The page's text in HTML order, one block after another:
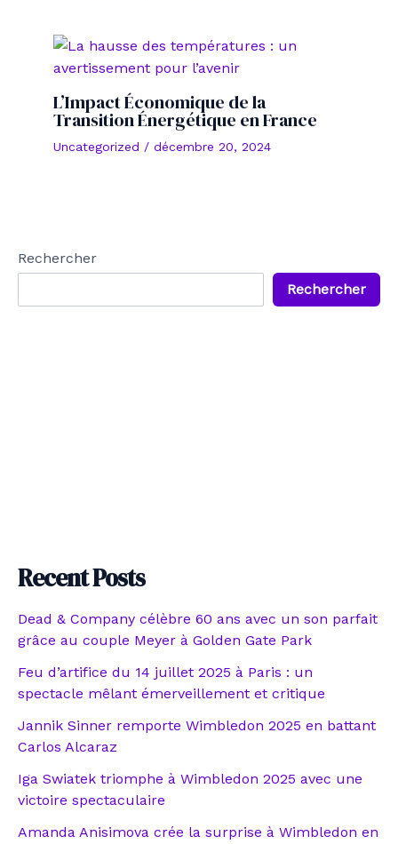
L’Impact Économique de la
Transition Énergétique en France
Uncategorized / décembre 20, 2024
Rechercher
Rechercher
Recent Posts
Dead & Company célèbre 60 ans avec un son parfait
grâce au couple Meyer à Golden Gate Park
Feu d’artifice du 14 juillet 2025 à Paris : un
spectacle mêlant émerveillement et critique
Jannik Sinner remporte Wimbledon 2025 en battant
Carlos Alcaraz
Iga Swiatek triomphe à Wimbledon 2025 avec une
victoire spectaculaire
Amanda Anisimova crée la surprise à Wimbledon en